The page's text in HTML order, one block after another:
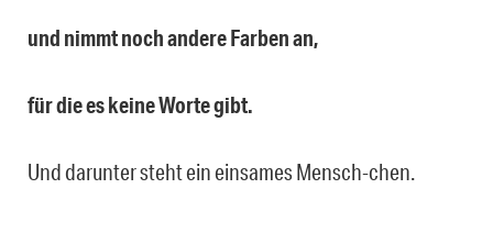
und nimmt noch andere Farben an,
für die es keine Worte gibt.
Und darunter steht ein einsames Mensch-chen.